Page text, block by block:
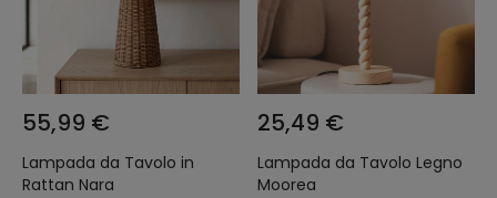
55,99 €
Lampada da Tavolo in
Rattan Nara
25,49 €
Lampada da Tavolo Legno
Moorea